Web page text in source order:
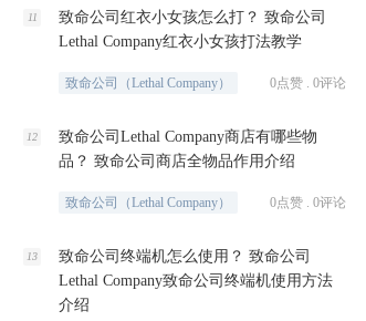
11
致命公司红衣小女孩怎么打？ 致命公司
Lethal Company红衣小女孩打法教学
致命公司（Lethal Company） 0点赞 . 0评论
12
致命公司Lethal Company商店有哪些物
品？ 致命公司商店全物品作用介绍
致命公司（Lethal Company） 0点赞 . 0评论
13
致命公司终端机怎么使用？ 致命公司
Lethal Company致命公司终端机使用方法
介绍